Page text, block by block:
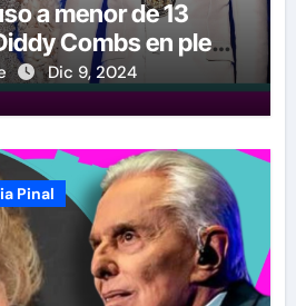
a menor de 13
Combs en plena
Dic 9, 2024
Pinal